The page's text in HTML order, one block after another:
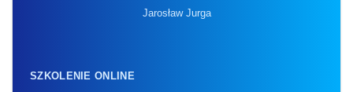
Jarosław Jurga
SZKOLENIE ONLINE